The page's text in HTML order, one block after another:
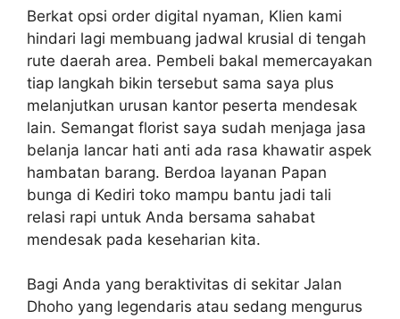
Berkat opsi order digital nyaman, Klien kami
hindari lagi membuang jadwal krusial di tengah
rute daerah area. Pembeli bakal memercayakan
tiap langkah bikin tersebut sama saya plus
melanjutkan urusan kantor peserta mendesak
lain. Semangat florist saya sudah menjaga jasa
belanja lancar hati anti ada rasa khawatir aspek
hambatan barang. Berdoa layanan Papan
bunga di Kediri toko mampu bantu jadi tali
relasi rapi untuk Anda bersama sahabat
mendesak pada keseharian kita.
Bagi Anda yang beraktivitas di sekitar Jalan
Dhoho yang legendaris atau sedang mengurus